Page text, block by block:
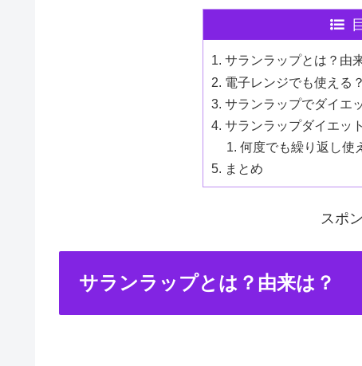
サランラップとは？由
電子レンジでも使える
サランラップでダイエ
サランラップダイエッ
何度でも繰り返し使
まとめ
スポ
サランラップとは？由来は？